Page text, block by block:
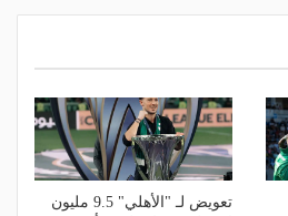
تعويض لـ "الأهلي" 9.5 مليون